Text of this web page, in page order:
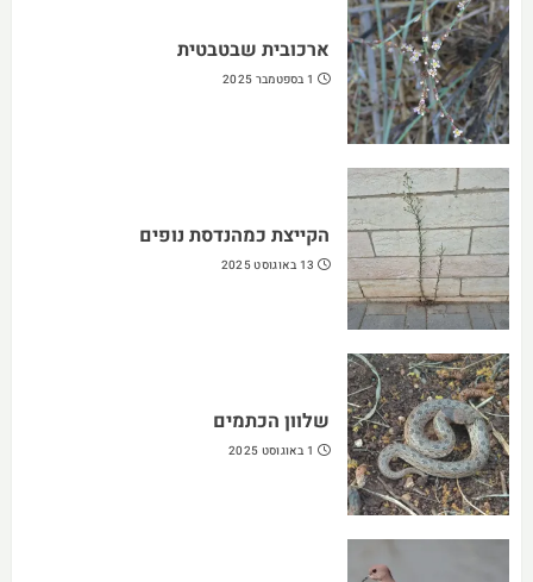
ארכובית שבטבטית
1 בספטמבר 2025
הקייצת כמהנדסת נופים
13 באוגוסט 2025
שלוון הכתמים
1 באוגוסט 2025